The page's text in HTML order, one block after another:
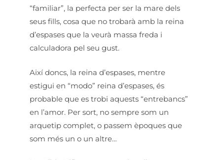
“familiar”, la perfecta per ser la mare dels
seus fills, cosa que no trobarà amb la reina
d’espases que la veurà massa freda i
calculadora pel seu gust.
Així doncs, la reina d’espases, mentre
estigui en “modo” reina d’espases, és
probable que es trobi aquests “entrebancs”
en l’amor. Per sort, no sempre som un
arquetip complet, o passem èpoques que
som més un o un altre…